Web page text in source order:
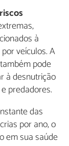
riscos
à
veículos. A
também pode
à desnutrição
predadores.
das
por ano, o
em sua saúde